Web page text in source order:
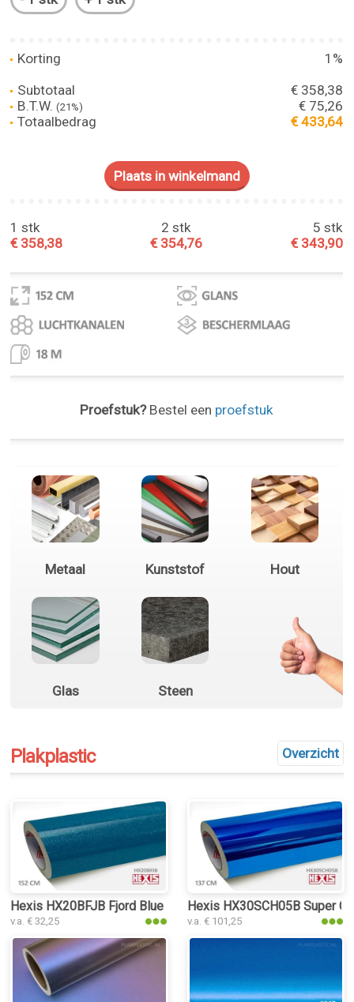
Korting
1%
Subtotaal
€ 358,38
B.T.W.(21%)
€ 75,26
Totaalbedrag
€ 433,64
1 stk
€ 358,38
2 stk
€ 354,76
5 stk
€ 343,90
Proefstuk?Bestel een proefstuk
Metaal Kunststof Hout
Glas Steen
Overzicht
Plakplastic
Hexis HX20BFJB Fjord Blue Gloss plakplastic
v.a. € 32,25
Hexis HX30SCH05B Super
v.a. € 101,25